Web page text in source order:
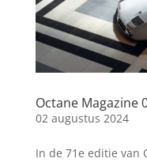
Octane Magazine
02 augustus 2024
In de 71e editie van